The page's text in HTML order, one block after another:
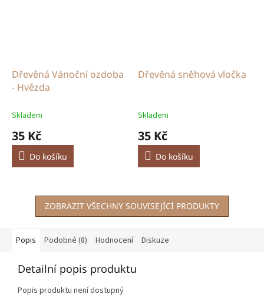
Dřevěná Vánoční ozdoba
- Hvězda
Skladem
35 Kč
Do košíku
Dřevěná sněhová vločka
Skladem
35 Kč
Do košíku
ZOBRAZIT VŠECHNY SOUVISEJÍCÍ PRODUKTY
Popis Podobné (8) Hodnocení Diskuze
Detailní popis produktu
Popis produktu není dostupný